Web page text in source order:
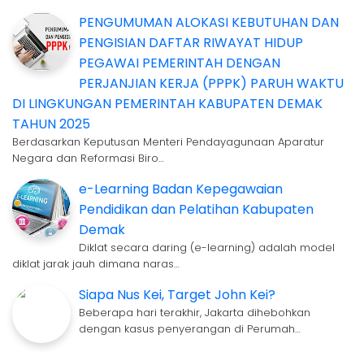
PENGUMUMAN ALOKASI KEBUTUHAN DAN
PENGISIAN DAFTAR RIWAYAT HIDUP
PEGAWAI PEMERINTAH DENGAN
PERJANJIAN KERJA (PPPK) PARUH WAKTU
DI LINGKUNGAN PEMERINTAH KABUPATEN DEMAK
TAHUN 2025
Berdasarkan Keputusan Menteri Pendayagunaan Aparatur
Negara dan Reformasi Biro…
e-Learning Badan Kepegawaian
Pendidikan dan Pelatihan Kabupaten
Demak
Diklat secara daring (e-learning) adalah model
diklat jarak jauh dimana naras…
Siapa Nus Kei, Target John Kei?
Beberapa hari terakhir, Jakarta dihebohkan
dengan kasus penyerangan di Perumah…